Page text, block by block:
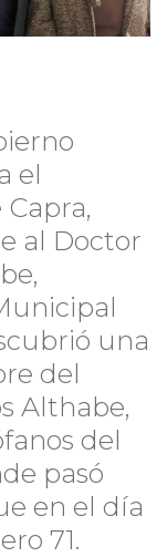
el
al Doctor
una
del
Althabe,
del
pasó
en el día
71.